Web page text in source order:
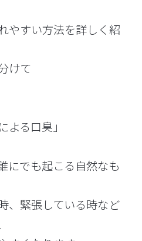
やすい方法を詳しく紹
けて
よる口臭」
にでも起こる自然なも
、緊張している時など